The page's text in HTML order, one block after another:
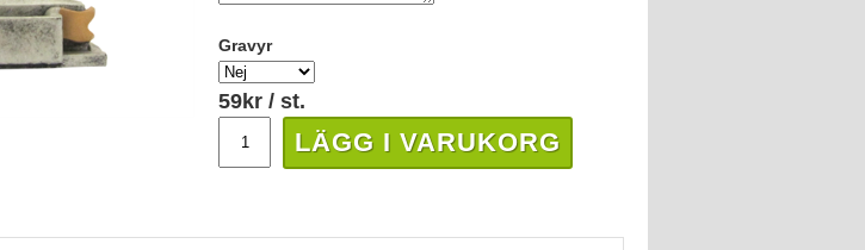
Gravyr
59kr / st.
LÄGG I VARUKORG